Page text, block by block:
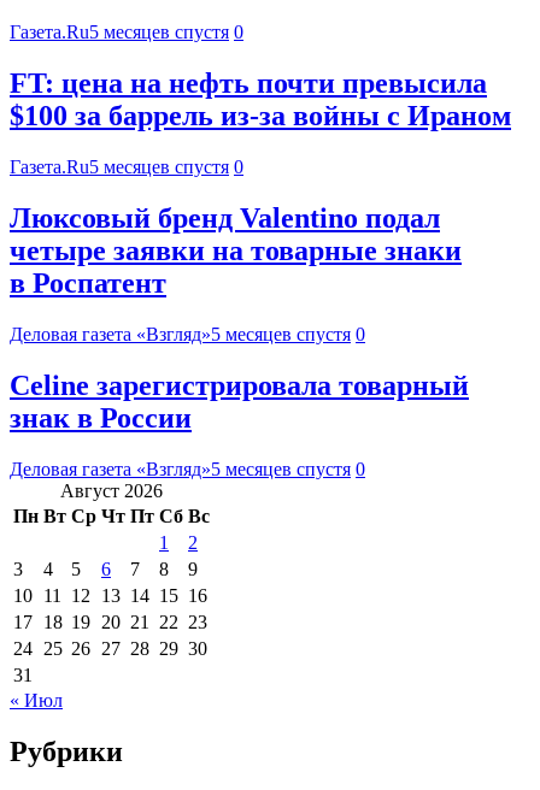
Газета.Ru5 месяцев спустя 0
FT: цена на нефть почти превысила
$100 за баррель из-за войны с Ираном
Газета.Ru5 месяцев спустя 0
Люксовый бренд Valentino подал
четыре заявки на товарные знаки
в Роспатент
Деловая газета «Взгляд»5 месяцев спустя 0
Celine зарегистрировала товарный
знак в России
Деловая газета «Взгляд»5 месяцев спустя 0
Август 2026
Пн Вт Ср Чт Пт Сб Вс
1
2
3
4 5 6 7 8
9
10 11 12 13 14 15 16
17 18 19 20 21 22 23
24 25 26 27 28 29 30
31
« Июл
Рубрики